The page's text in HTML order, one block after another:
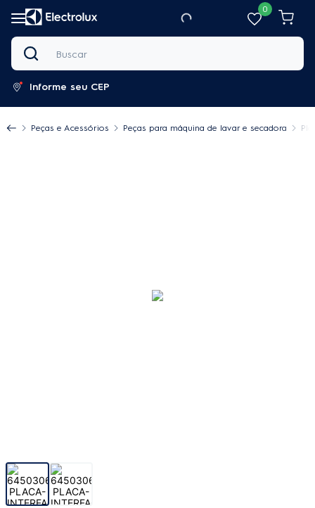
0
Buscar
Informe seu CEP
Peças e Acessórios Peças para máquina de lavar e secadora